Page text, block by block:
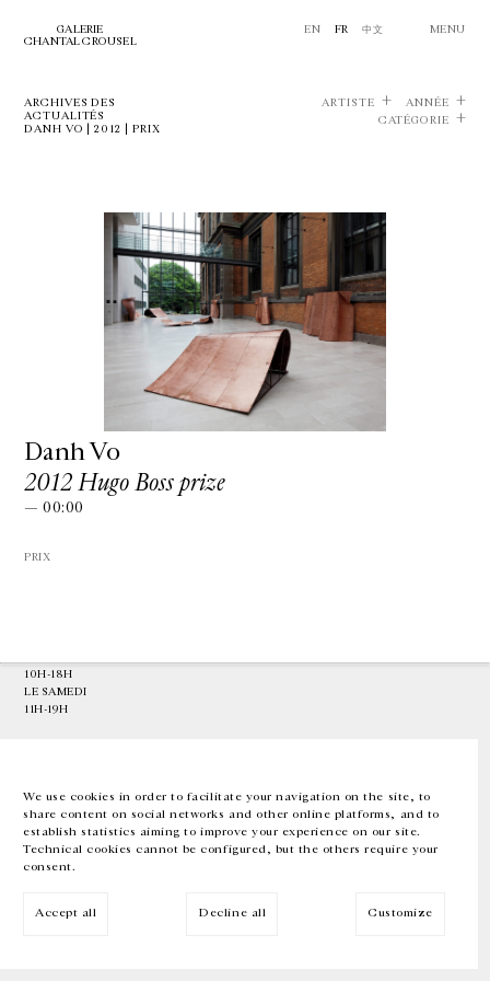
We use cookies in order to facilitate your navigation on the site, to
share content on social networks and other online platforms, and to
establish statistics aiming to improve your experience on our site.
Technical cookies cannot be configured, but the others require your
consent.
Accept all Decline all Customize
GALERIE
CHANTAL CROUSEL
EN FR 中文 MENU
ARCHIVES DES
ACTUALITÉS
DANH VO | 2012 | PRIX
ARTISTE
ANNÉE
CATÉGORIE
Danh Vo
2012 Hugo Boss prize
— 00:00
PRIX
10 RUE CHARLOT, 75003 PARIS
10H-18H
LE SAMEDI
11H-19H
EN FR 中文 Facebook Instagram
Inscrivez-vous à notre newsletter